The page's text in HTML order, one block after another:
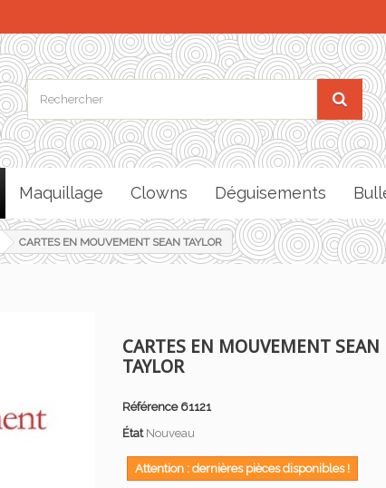
Maquillage Clowns Déguisements
CARTES EN MOUVEMENT SEAN TAYLOR
CARTES EN MOUVEMENT SEAN
TAYLOR
Référence 61121
État Nouveau
Attention : dernières pièces disponibles !